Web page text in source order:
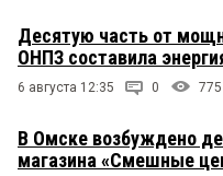
Десятую часть от
ОНПЗ составила
6 августа 12:35 0 775
В Омске возбуждено
магазина «Смешные